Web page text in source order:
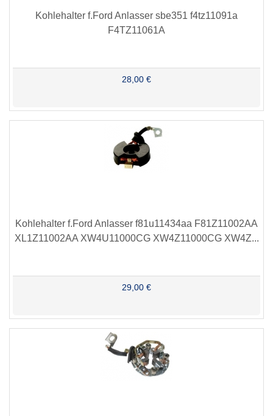
Kohlehalter f.Ford Anlasser sbe351 f4tz11091a
F4TZ11061A
28,00 €
Kohlehalter f.Ford Anlasser f81u11434aa F81Z11002AA
XL1Z11002AA XW4U11000CG XW4Z11000CG XW4Z...
29,00 €